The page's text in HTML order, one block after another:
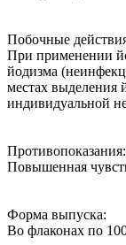
Побочные
При применении
йодизма
местах выделения
индивидуальной
Противопоказания:
Повышенная
Форма выпуска:
Во флаконах по